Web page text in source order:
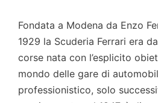
Fondata a Modena da Enzo
1929 la Scuderia Ferrari era
corse nata con l’esplicito
mondo delle gare di
professionistico, solo